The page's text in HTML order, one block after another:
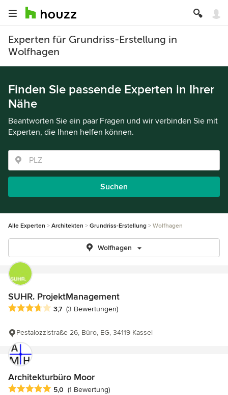
Experten für Grundriss-Erstellung in
Wolfhagen
Finden Sie passende Experten in Ihrer
Nähe
Beantworten Sie ein paar Fragen und wir verbinden Sie mit
Experten, die Ihnen helfen können.
Suchen
Alle Experten Architekten Grundriss-Erstellung Wolfhagen
Wolfhagen
SUHR. ProjektManagement
Durchschnittliche Bewertung: 3.7 von 5 Sternen
3,7 (3 Bewertungen)
Pestalozzistraße 26, Büro, EG, 34119 Kassel
Architekturbüro Moor
Durchschnittliche Bewertung: 5 von 5 Sternen
5,0 (1 Bewertung)